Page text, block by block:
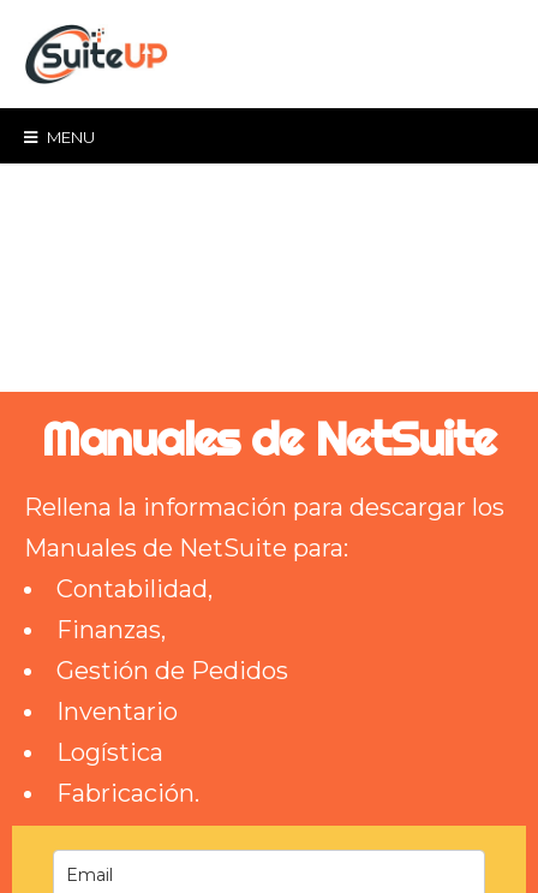
MENU
Manuales de NetSuite
Rellena la información para descargar los
Manuales de NetSuite para:
Contabilidad,
Finanzas,
Gestión de Pedidos
Inventario
Logística
Fabricación.